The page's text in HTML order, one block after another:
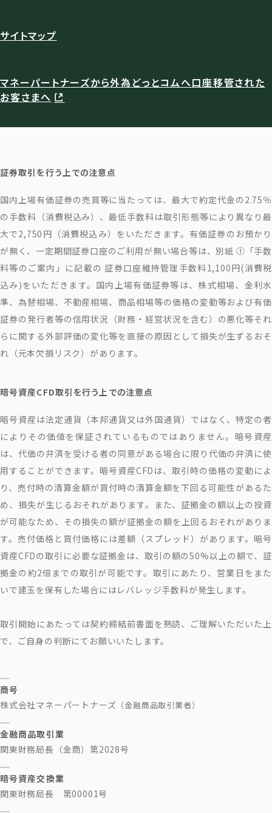
サイトマップ
マネーパートナーズから外為どっとコムへ口座移管された
お客さまへ
証券取引を行う上での注意点
国内上場有価証券の売買等に当たっては、最大で約定代金の2.75％
の手数料（消費税込み）、最低手数料は取引形態等により異なり最
大で2,750円（消費税込み）をいただきます。有価証券のお預かり
が無く、一定期間証券口座のご利用が無い場合等は、別紙 ①「手数
料等のご案内」に記載の 証券口座維持管理手数料1,100円(消費税
込み)をいただきます。国内上場有価証券等は、株式相場、金利水
準、為替相場、不動産相場、商品相場等の価格の変動等および有価
証券の発行者等の信用状況（財務・経営状況を含む）の悪化等それ
らに関する外部評価の変化等を直接の原因として損失が生ずるおそ
れ（元本欠損リスク）があります。
暗号資産CFD取引を行う上での注意点
暗号資産は法定通貨（本邦通貨又は外国通貨）ではなく、特定の者
によりその価値を保証されているものではありません。暗号資産
は、代価の弁済を受ける者の同意がある場合に限り代価の弁済に使
用することができます。暗号資産CFDは、取引時の価格の変動によ
り、売付時の清算金額が買付時の清算金額を下回る可能性があるた
め、損失が生じるおそれがあります。また、証拠金の額以上の投資
が可能なため、その損失の額が証拠金の額を上回るおそれがありま
す。売付価格と買付価格には差額（スプレッド）があります。暗号
資産CFDの取引に必要な証拠金は、取引の額の50%以上の額で、証
拠金の約2倍までの取引が可能です。取引にあたり、営業日をまた
いで建玉を保有した場合にはレバレッジ手数料が発生します。
取引開始にあたっては契約締結前書面を熟読、ご理解いただいた上
で、ご自身の判断にてお願いいたします。
商号
株式会社マネーパートナーズ （金融商品取引業者）
金融商品取引業
関東財務局長（金商）第2028号
暗号資産交換業
関東財務局長 第00001号